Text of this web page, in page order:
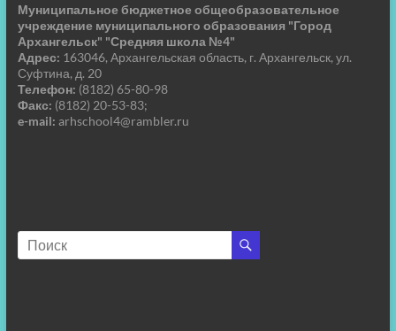
Муниципальное бюджетное общеобразовательное
учреждение муниципального образования "Город
Архангельск" "Средняя школа №4"
Адрес: 163046, Архангельская область, г. Архангельск, ул.
Суфтина, д. 20
Телефон: (8182) 65-80-98
Факс: (8182) 20-53-83;
e-mail: arhschool4@rambler.ru